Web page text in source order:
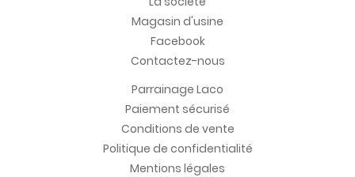
Magasin d'usine
Facebook
Contactez-nous
Parrainage Laco
Paiement sécurisé
Conditions de vente
Politique de confidentialité
Mentions légales